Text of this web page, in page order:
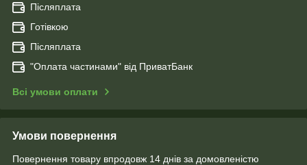
Післяплата
Готівкою
Післяплата
"Оплата чаcтинами" від ПриватБанк
Всі умови оплати
Умови повернення
Повернення товару впродовж 14 днів за домовленістю